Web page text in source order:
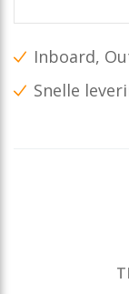
Inboard,
Snelle